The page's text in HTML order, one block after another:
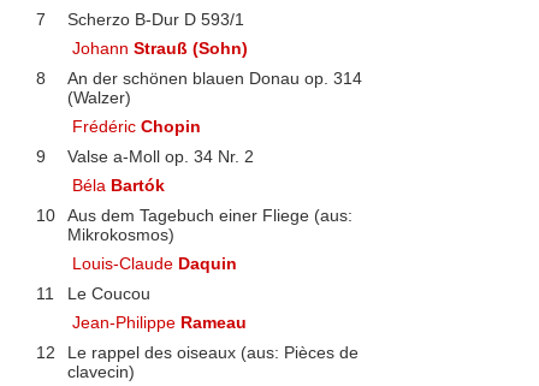
7
Scherzo B-Dur D 593/1
JohannStrauß (Sohn)
8
An der schönen blauen Donau op. 314
(Walzer)
FrédéricChopin
9
Valse a-Moll op. 34 Nr. 2
Béla Bartók
10
Aus dem Tagebuch einer Fliege (aus:
Mikrokosmos)
Louis-Claude Daquin
11
Le Coucou
Jean-Philippe Rameau
12
Le rappel des oiseaux (aus: Pièces de
clavecin)